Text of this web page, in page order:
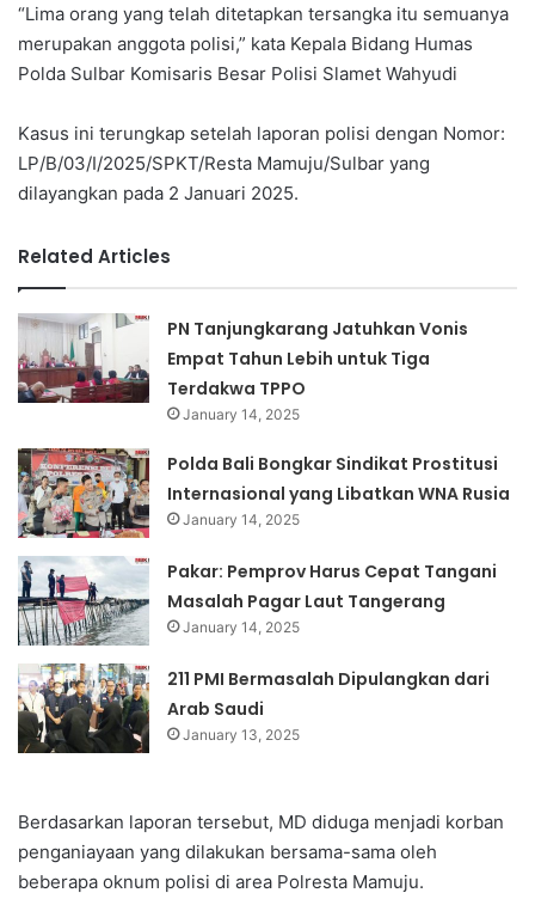
“Lima orang yang telah ditetapkan tersangka itu semuanya
merupakan anggota polisi,” kata Kepala Bidang Humas
Polda Sulbar Komisaris Besar Polisi Slamet Wahyudi
Kasus ini terungkap setelah laporan polisi dengan Nomor:
LP/B/03/I/2025/SPKT/Resta Mamuju/Sulbar yang
dilayangkan pada 2 Januari 2025.
Related Articles
PN Tanjungkarang Jatuhkan Vonis
Empat Tahun Lebih untuk Tiga
Terdakwa TPPO
January 14, 2025
Polda Bali Bongkar Sindikat Prostitusi
Internasional yang Libatkan WNA Rusia
January 14, 2025
Pakar: Pemprov Harus Cepat Tangani
Masalah Pagar Laut Tangerang
January 14, 2025
211 PMI Bermasalah Dipulangkan dari
Arab Saudi
January 13, 2025
Berdasarkan laporan tersebut, MD diduga menjadi korban
penganiayaan yang dilakukan bersama-sama oleh
beberapa oknum polisi di area Polresta Mamuju.